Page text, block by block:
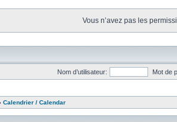
Vous n’avez pas les
Nom d’utilisateur: Mot de
Calendrier / Calendar